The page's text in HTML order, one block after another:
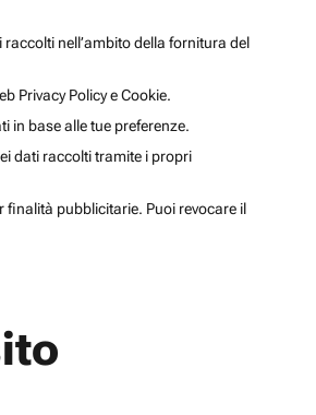
nell’ambito della fornitura del
Privacy Policy e Cookie.
in base alle tue preferenze.
dati raccolti tramite i propri
pubblicitarie. Puoi revocare il